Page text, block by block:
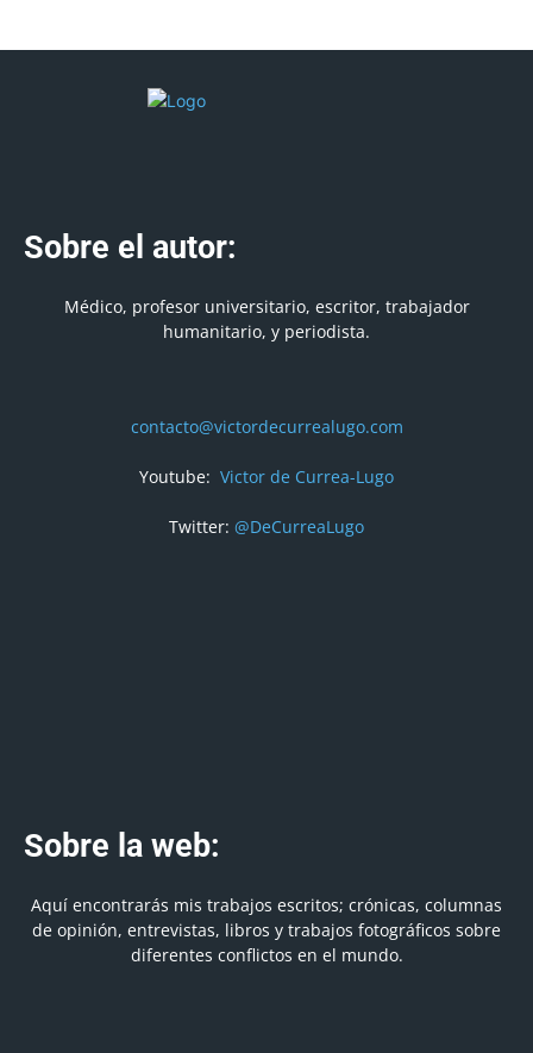
Sobre el autor:
Médico, profesor universitario, escritor, trabajador
humanitario, y periodista.
contacto@victordecurrealugo.com
Youtube: Victor de Currea-Lugo
Twitter: @DeCurreaLugo
Sobre la web:
Aquí encontrarás mis trabajos escritos; crónicas, columnas
de opinión, entrevistas, libros y trabajos fotográficos sobre
diferentes conflictos en el mundo.